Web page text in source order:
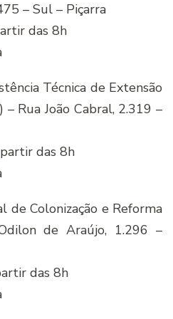
– Sul – Piçarra
das 8h
Técnica de Extensão
Rua João Cabral, 2.319 –
das 8h
de Colonização e Reforma
de Araújo, 1.296 –
das 8h